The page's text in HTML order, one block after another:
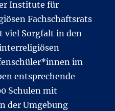
Institute für
Fachschaftsrats
viel Sorgfalt in den
im
entsprechende
Schulen mit
der Umgebung